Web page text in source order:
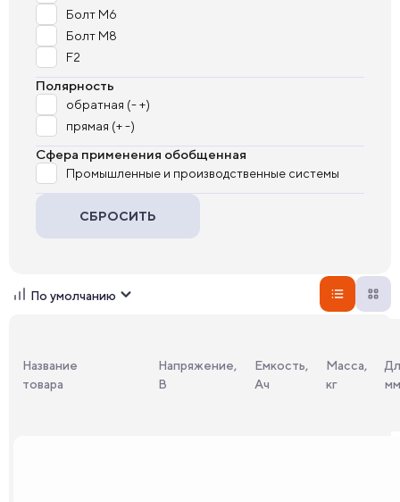
Болт М6
Болт М8
F2
Полярность
обратная (- +)
прямая (+ -)
Сфера применения обобщенная
Промышленные и производственные системы
СБРОСИТЬ
По умолчанию
Название
товара
Напряжение,
В
Емкость,
Ач
Масса,
кг
мм